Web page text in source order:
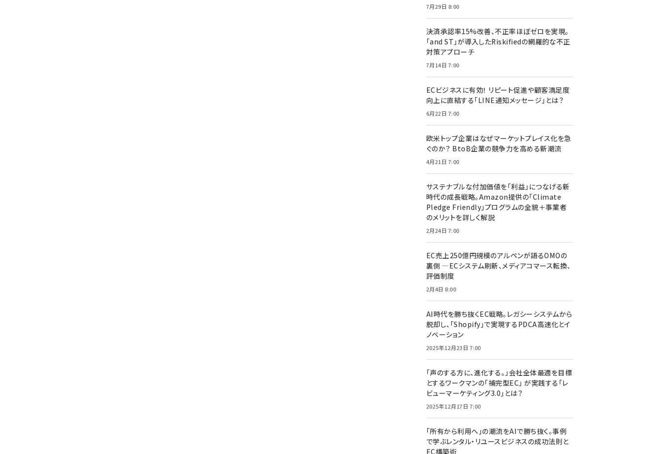
7月29日 8:00
決済承認率15%改善、不正率ほぼゼロを実現。
「and ST」が導入したRiskifiedの網羅的な不正
対策アプローチ
7月14日 7:00
ECビジネスに有効！ リピート促進や顧客満足度
向上に直結する「LINE通知メッセージ」とは？
6月22日 7:00
欧米トップ企業はなぜマーケットプレイス化を急
ぐのか？ BtoB企業の競争力を高める新潮流
4月21日 7:00
サステナブルな付加価値を「利益」につなげる新
時代の成長戦略。Amazon提供の「Climate
Pledge Friendly」プログラムの全貌＋事業者
のメリットを詳しく解説
2月24日 7:00
EC売上250億円規模のアルペンが語るOMOの
裏側 ―ECシステム刷新、メディアコマース転換、
評価制度
2月4日 8:00
AI時代を勝ち抜くEC戦略。レガシーシステムから
脱却し、「Shopify」で実現するPDCA高速化とイ
ノベーション
2025年12月23日 7:00
「声のする方に、進化する。」会社全体最適を目標
とするワークマンの「補完型EC」 が実践する「レ
ビューマーケティング3.0」とは？
2025年12月17日 7:00
「所有から利用へ」の潮流をAIで勝ち抜く。事例
で学ぶレンタル・リユースビジネスの成功法則と
EC構築術